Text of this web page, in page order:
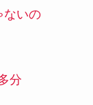
ないの
分